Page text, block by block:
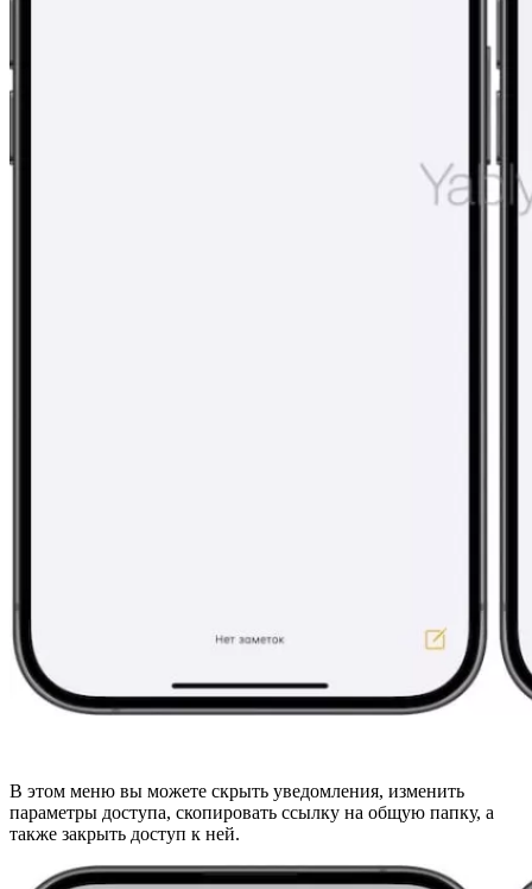
В этом меню вы можете скрыть уведомления, изменить
параметры доступа, скопировать ссылку на общую папку, а
также закрыть доступ к ней.